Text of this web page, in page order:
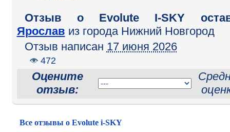
Отзыв o Evolute I-SKY
Ярослав из города Нижний Новгород
Отзыв написан 17 июня 2026
472
Оцените
отзыв:
Все отзывы о Evolute i-SKY